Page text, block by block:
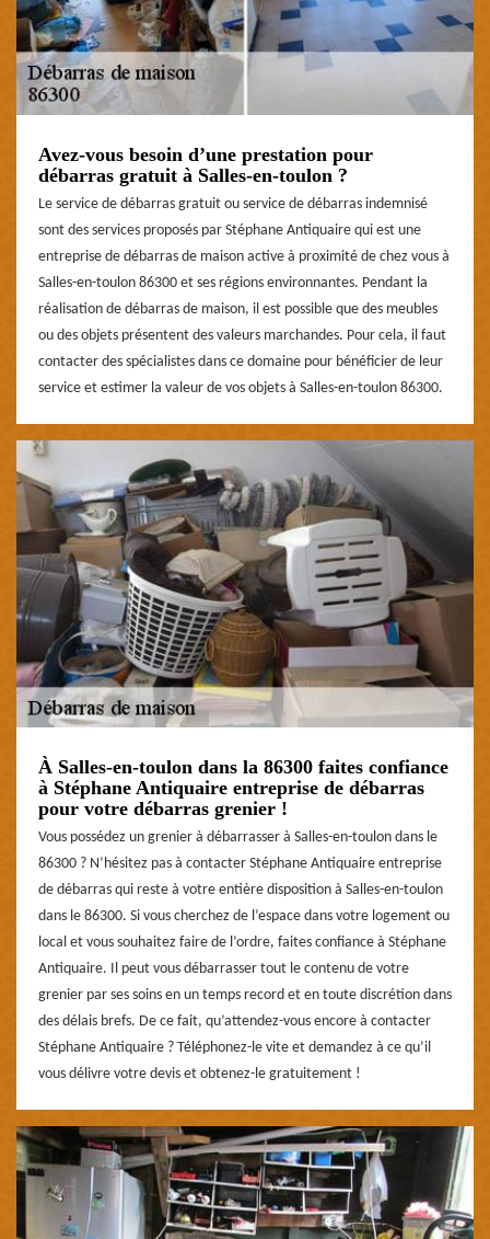
Avez-vous besoin d’une prestation pour
débarras gratuit à Salles-en-toulon ?
Le service de débarras gratuit ou service de débarras indemnisé
sont des services proposés par Stéphane Antiquaire qui est une
entreprise de débarras de maison active à proximité de chez vous à
Salles-en-toulon 86300 et ses régions environnantes. Pendant la
réalisation de débarras de maison, il est possible que des meubles
ou des objets présentent des valeurs marchandes. Pour cela, il faut
contacter des spécialistes dans ce domaine pour bénéficier de leur
service et estimer la valeur de vos objets à Salles-en-toulon 86300.
À Salles-en-toulon dans la 86300 faites confiance
à Stéphane Antiquaire entreprise de débarras
pour votre débarras grenier !
Vous possédez un grenier à débarrasser à Salles-en-toulon dans le
86300 ? N’hésitez pas à contacter Stéphane Antiquaire entreprise
de débarras qui reste à votre entière disposition à Salles-en-toulon
dans le 86300. Si vous cherchez de l’espace dans votre logement ou
local et vous souhaitez faire de l’ordre, faites confiance à Stéphane
Antiquaire. Il peut vous débarrasser tout le contenu de votre
grenier par ses soins en un temps record et en toute discrétion dans
des délais brefs. De ce fait, qu’attendez-vous encore à contacter
Stéphane Antiquaire ? Téléphonez-le vite et demandez à ce qu’il
vous délivre votre devis et obtenez-le gratuitement !